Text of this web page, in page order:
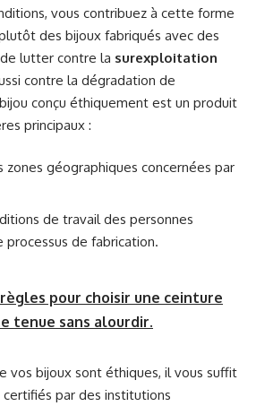
vous contribuez à cette forme
des bijoux fabriqués avec des
lutter contre la surexploitation
contre la dégradation de
conçu éthiquement est un produit
principaux :
zones géographiques concernées par
de travail des personnes
processus de fabrication.
pour choisir une ceinture
tenue sans alourdir.
vos bijoux sont éthiques, il vous suffit
par des institutions